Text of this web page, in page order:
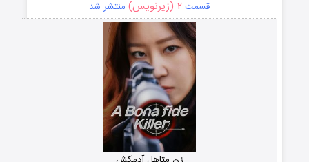
قسمت ۲ (زیرنویس) منتشر شد